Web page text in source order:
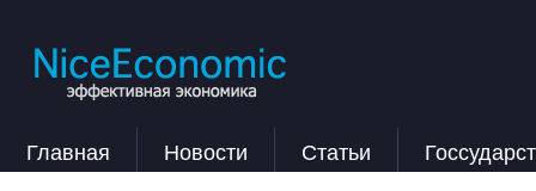
Главная Новости Статьи